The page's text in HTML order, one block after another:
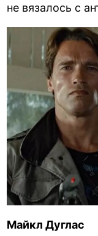
не вязалось с
Майкл Дуглас